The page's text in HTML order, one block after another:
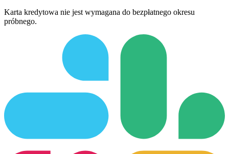
Karta kredytowa nie jest wymagana do bezpłatnego okresu
próbnego.